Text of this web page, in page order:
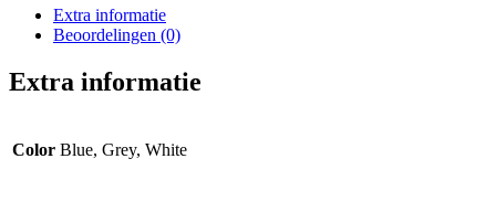
Extra informatie
Beoordelingen (0)
Extra informatie
Color Blue, Grey, White